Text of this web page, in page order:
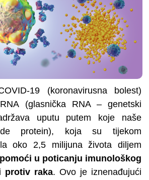
19 (koronavirusna bolest)
(glasnička RNA – genetski
uputu putem koje naše
protein), koja su tijekom
oko 2,5 milijuna života diljem
u poticanju imunološkog
protiv raka. Ovo je iznenađujući